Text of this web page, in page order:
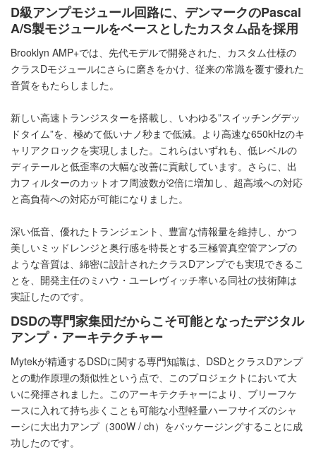
D級アンプモジュール回路に、デンマークのPascal
A/S製モジュールをベースとしたカスタム品を採用
Brooklyn AMP+では、先代モデルで開発された、カスタム仕様の
クラスDモジュールにさらに磨きをかけ、従来の常識を覆す優れた
音質をもたらしました。
新しい高速トランジスターを搭載し、いわゆる”スイッチングデッ
ドタイム”を、極めて低いナノ秒まで低減。より高速な650kHzのキ
ャリアクロックを実現しました。これらはいずれも、低レベルの
ディテールと低歪率の大幅な改善に貢献しています。さらに、出
力フィルターのカットオフ周波数が2倍に増加し、超高域への対応
と高負荷への対応が可能になりました。
深い低音、優れたトランジェント、豊富な情報量を維持し、かつ
美しいミッドレンジと奥行感を特長とする三極管真空管アンプの
ような音質は、綿密に設計されたクラスDアンプでも実現できるこ
とを、開発主任のミハウ・ユーレヴィッチ率いる同社の技術陣は
実証したのです。
DSDの専門家集団だからこそ可能となったデジタル
アンプ・アーキテクチャー
Mytekが精通するDSDに関する専門知識は、DSDとクラスDアンプ
との動作原理の類似性という点で、このプロジェクトにおいて大
いに発揮されました。このアーキテクチャーにより、ブリーフケ
ースに入れて持ち歩くことも可能な小型軽量ハーフサイズのシャ
ーシに大出力アンプ（300W / ch）をパッケージングすることに成
功したのです。